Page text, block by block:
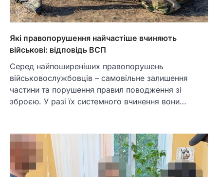
Які правопорушення найчастіше вчиняють
військові: відповідь ВСП
Серед найпоширеніших правопорушень
військовослужбовців – самовільне залишення
частини та порушення правил поводження зі
зброєю. У разі їх системного вчинення вони…